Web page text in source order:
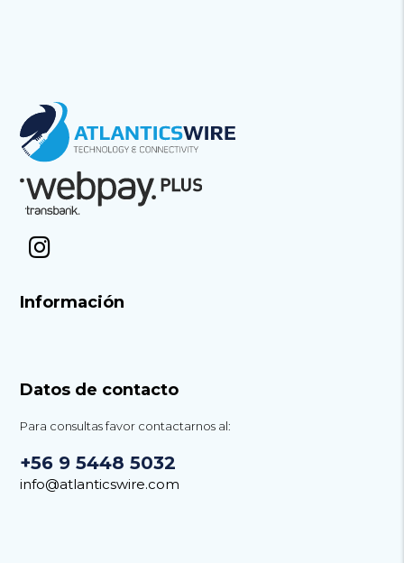
Información
Datos de contacto
Para consultas favor contactarnos al:
+56 9 5448 5032
info@atlanticswire.com